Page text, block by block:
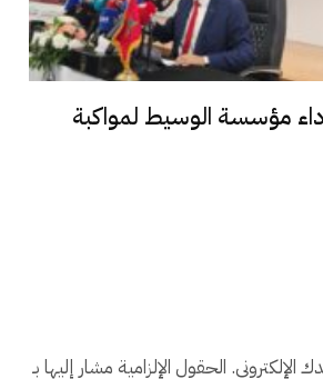
مؤسسة الوسيط لمواكبة
الإلكتروني. الحقول الإلزامية مشار إليها بـ